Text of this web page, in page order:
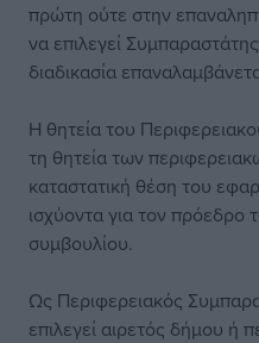
πρώτη ούτε στην
να επιλεγεί
διαδικασία
Η θητεία του
τη θητεία των
καταστατική θέση του
ισχύοντα για τον πρόεδρο
συμβουλίου.
Ως Περιφερειακός
επιλεγεί αιρετός δήμου ή